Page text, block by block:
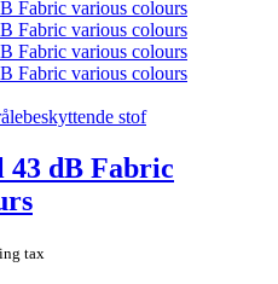
stof
43 dB Fabric
tax